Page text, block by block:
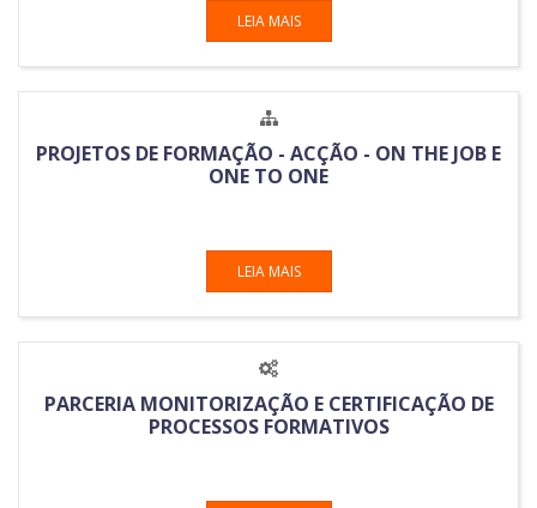
LEIA MAIS
PROJETOS DE FORMAÇÃO - ACÇÃO - ON THE JOB E
ONE TO ONE
LEIA MAIS
PARCERIA MONITORIZAÇÃO E CERTIFICAÇÃO DE
PROCESSOS FORMATIVOS